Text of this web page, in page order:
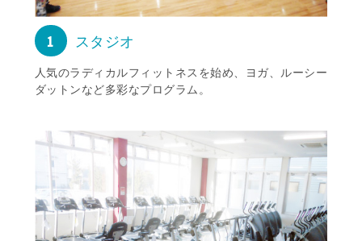
1 スタジオ
人気のラディカルフィットネスを始め、ヨガ、ルーシー
ダットンなど多彩なプログラム。